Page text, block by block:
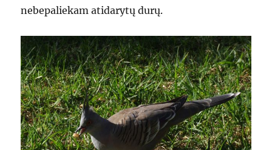
nebepaliekam atidarytų durų.